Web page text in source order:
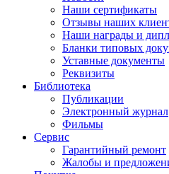
Наши сертификаты
Отзывы наших
Наши награды и
Бланки типовых
Уставные документы
Реквизиты
Библиотека
Публикации
Электронный журнал
Фильмы
Сервис
Гарантийный ремонт
Жалобы и